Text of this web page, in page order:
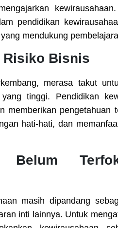
pendidikan
mendukung
Risiko Bisnis
merasa takut
tinggi. Pendidikan
memberikan pengetahuan
hati-hati, dan
Belum
masih dipandang
inti lainnya. Untuk